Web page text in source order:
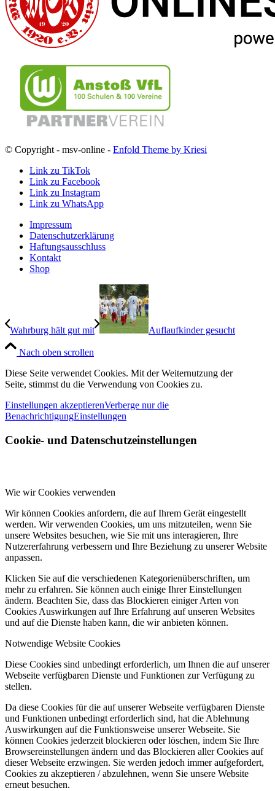
© Copyright - msv-online - Enfold Theme by Kriesi
Link zu TikTok
Link zu Facebook
Link zu Instagram
Link zu WhatsApp
Impressum
Datenschutzerklärung
Haftungsausschluss
Kontakt
Shop
Wahrburg hält gut mit Auflaufkinder gesucht
Nach oben scrollen
Diese Seite verwendet Cookies. Mit der Weiternutzung der
Seite, stimmst du die Verwendung von Cookies zu.
Einstellungen akzeptierenVerberge nur die
BenachrichtigungEinstellungen
Cookie- und Datenschutzeinstellungen
Wie wir Cookies verwenden
Wir können Cookies anfordern, die auf Ihrem Gerät eingestellt
werden. Wir verwenden Cookies, um uns mitzuteilen, wenn Sie
unsere Websites besuchen, wie Sie mit uns interagieren, Ihre
Nutzererfahrung verbessern und Ihre Beziehung zu unserer Website
anpassen.
Klicken Sie auf die verschiedenen Kategorienüberschriften, um
mehr zu erfahren. Sie können auch einige Ihrer Einstellungen
ändern. Beachten Sie, dass das Blockieren einiger Arten von
Cookies Auswirkungen auf Ihre Erfahrung auf unseren Websites
und auf die Dienste haben kann, die wir anbieten können.
Notwendige Website Cookies
Diese Cookies sind unbedingt erforderlich, um Ihnen die auf unserer
Webseite verfügbaren Dienste und Funktionen zur Verfügung zu
stellen.
Da diese Cookies für die auf unserer Webseite verfügbaren Dienste
und Funktionen unbedingt erforderlich sind, hat die Ablehnung
Auswirkungen auf die Funktionsweise unserer Webseite. Sie
können Cookies jederzeit blockieren oder löschen, indem Sie Ihre
Browsereinstellungen ändern und das Blockieren aller Cookies auf
dieser Webseite erzwingen. Sie werden jedoch immer aufgefordert,
Cookies zu akzeptieren / abzulehnen, wenn Sie unsere Website
erneut besuchen.